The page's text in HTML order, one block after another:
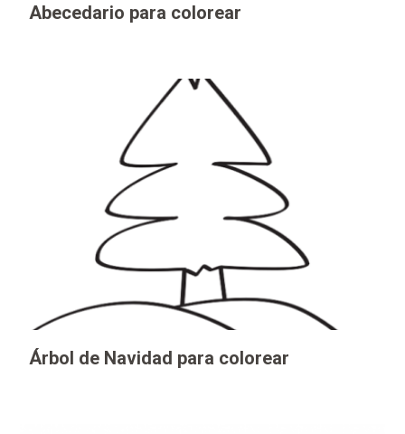
Abecedario para colorear
Árbol de Navidad para colorear